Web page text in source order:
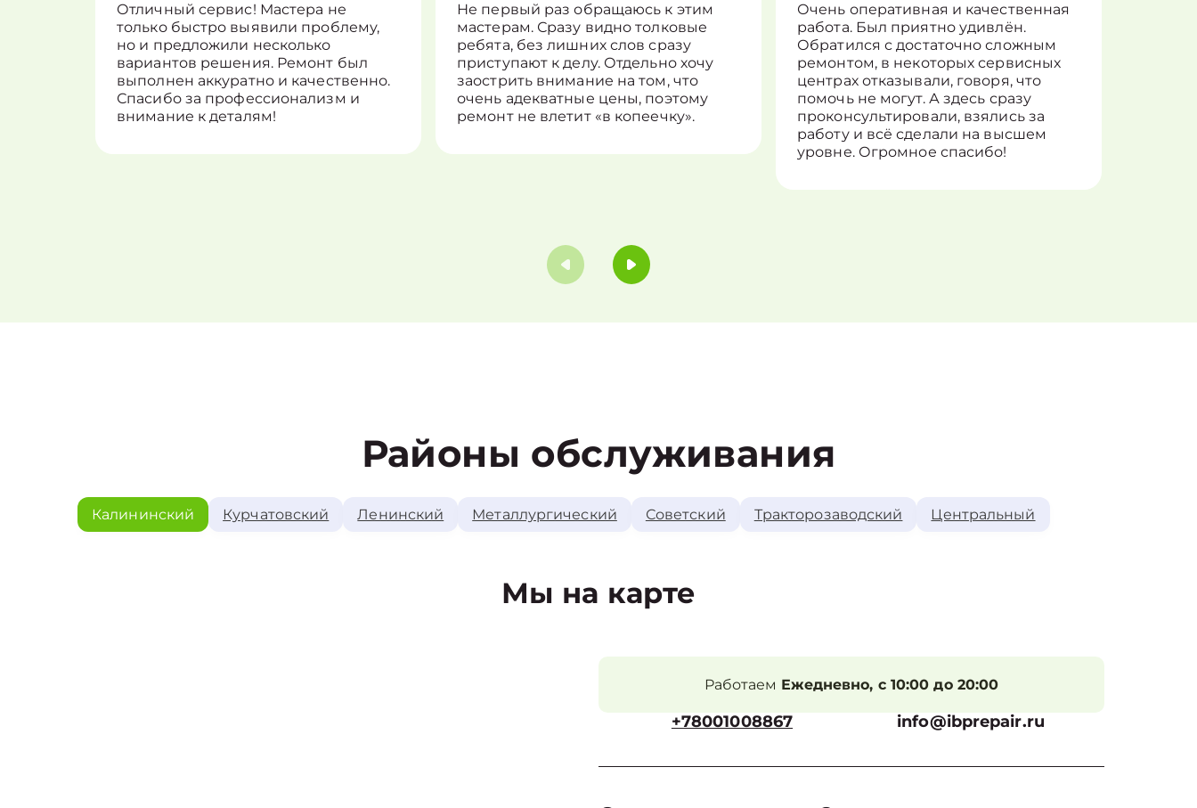
Отличный сервис! Мастера не
только быстро выявили проблему,
но и предложили несколько
вариантов решения. Ремонт был
выполнен аккуратно и качественно.
Спасибо за профессионализм и
внимание к деталям!
Не первый раз обращаюсь к этим
мастерам. Сразу видно толковые
ребята, без лишних слов сразу
приступают к делу. Отдельно хочу
заострить внимание на том, что
очень адекватные цены, поэтому
ремонт не влетит «в копеечку».
Очень оперативная и качественная
работа. Был приятно удивлён.
Обратился с достаточно сложным
ремонтом, в некоторых сервисных
центрах отказывали, говоря, что
помочь не могут. А здесь сразу
проконсультировали, взялись за
работу и всё сделали на высшем
уровне. Огромное спасибо!
Районы обслуживания
Калининский Курчатовский Ленинский Металлургический Советский Тракторозаводский Центральный
Мы на карте
Работаем Ежедневно, с 10:00 до 20:00
+78001008867 info@ibprepair.ru